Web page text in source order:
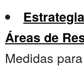
Áreas de
Medidas